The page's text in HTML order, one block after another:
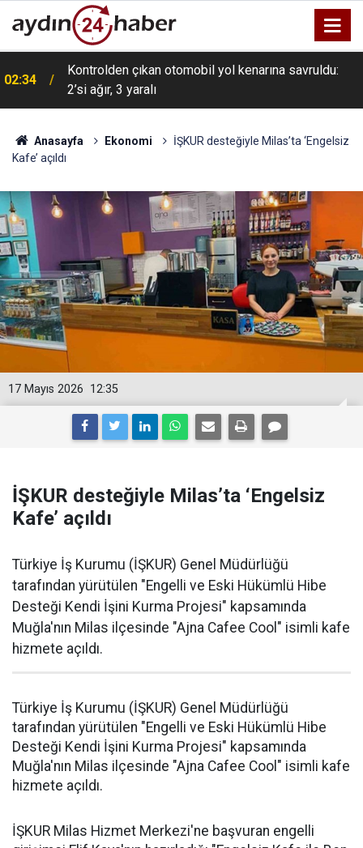
02:34
Kontrolden çıkan otomobil yol kenarına savruldu:
2’si ağır, 3 yaralı
Anasayfa Ekonomi
İŞKUR desteğiyle Milas’ta ‘Engelsiz
Kafe’ açıldı
12:35
17 Mayıs 2026
İŞKUR desteğiyle Milas’ta ‘Engelsiz
Kafe’ açıldı
Türkiye İş Kurumu (İŞKUR) Genel Müdürlüğü
tarafından yürütülen "Engelli ve Eski Hükümlü Hibe
Desteği Kendi İşini Kurma Projesi" kapsamında
Muğla'nın Milas ilçesinde "Ajna Cafee Cool" isimli kafe
hizmete açıldı.
Türkiye İş Kurumu (İŞKUR) Genel Müdürlüğü
tarafından yürütülen "Engelli ve Eski Hükümlü Hibe
Desteği Kendi İşini Kurma Projesi" kapsamında
Muğla'nın Milas ilçesinde "Ajna Cafee Cool" isimli kafe
hizmete açıldı.
İŞKUR Milas Hizmet Merkezi'ne başvuran engelli